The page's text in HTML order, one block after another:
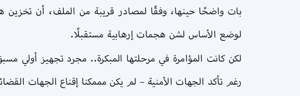
بات واضحًا حينها، وفقًا لمصادر قريبة من الملف، أن تخزين
لوضع الأساس لشن هجمات إرهابية مستقبلًا.
لكن كانت المؤامرة في مرحلتها المبكرة.. مجرد تجهيز
رغم تأكد الجهات الأمنية – لم يكن مممكنا إقناع الجهات